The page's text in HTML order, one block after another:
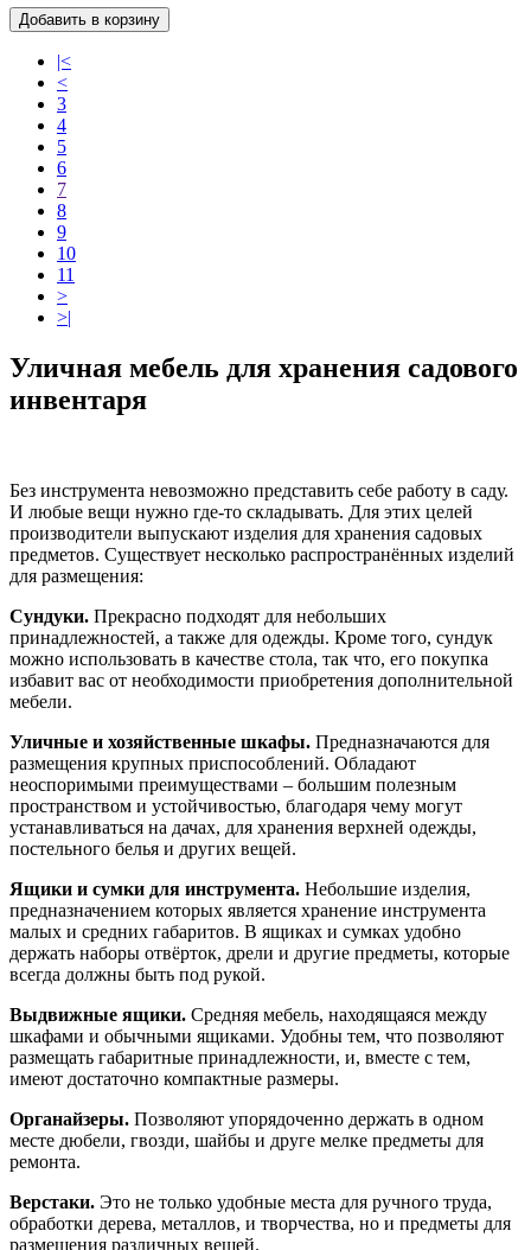
Добавить в корзину
|<
<
3
4
5
6
7
8
9
10
11
>
>|
Уличная мебель для хранения садового
инвентаря
Без инструмента невозможно представить себе работу в саду.
И любые вещи нужно где-то складывать. Для этих целей
производители выпускают изделия для хранения садовых
предметов. Существует несколько распространённых изделий
для размещения:
Сундуки. Прекрасно подходят для небольших
принадлежностей, а также для одежды. Кроме того, сундук
можно использовать в качестве стола, так что, его покупка
избавит вас от необходимости приобретения дополнительной
мебели.
Уличные и хозяйственные шкафы. Предназначаются для
размещения крупных приспособлений. Обладают
неоспоримыми преимуществами – большим полезным
пространством и устойчивостью, благодаря чему могут
устанавливаться на дачах, для хранения верхней одежды,
постельного белья и других вещей.
Ящики и сумки для инструмента. Небольшие изделия,
предназначением которых является хранение инструмента
малых и средних габаритов. В ящиках и сумках удобно
держать наборы отвёрток, дрели и другие предметы, которые
всегда должны быть под рукой.
Выдвижные ящики. Средняя мебель, находящаяся между
шкафами и обычными ящиками. Удобны тем, что позволяют
размещать габаритные принадлежности, и, вместе с тем,
имеют достаточно компактные размеры.
Органайзеры. Позволяют упорядоченно держать в одном
месте дюбели, гвозди, шайбы и друге мелке предметы для
ремонта.
Верстаки. Это не только удобные места для ручного труда,
обработки дерева, металлов, и творчества, но и предметы для
размещения различных вещей.